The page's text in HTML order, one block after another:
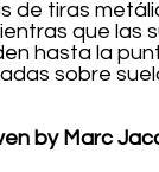
de tiras
que las
hasta la
sobre
by Marc